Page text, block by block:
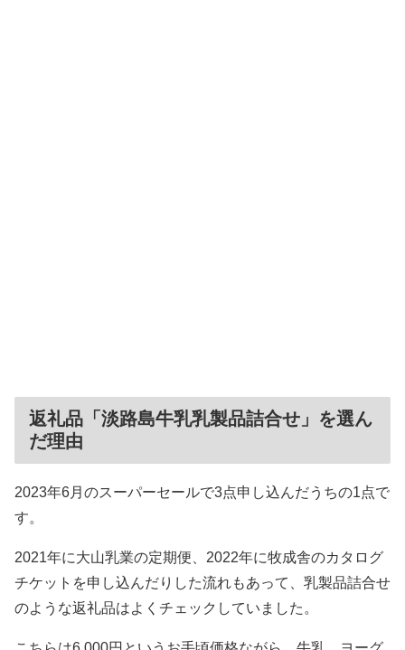
返礼品「淡路島牛乳乳製品詰合せ」を選ん
だ理由
2023年6月のスーパーセールで3点申し込んだうちの1点で
す。
2021年に大山乳業の定期便、2022年に牧成舎のカタログ
チケットを申し込んだりした流れもあって、乳製品詰合せ
のような返礼品はよくチェックしていました。